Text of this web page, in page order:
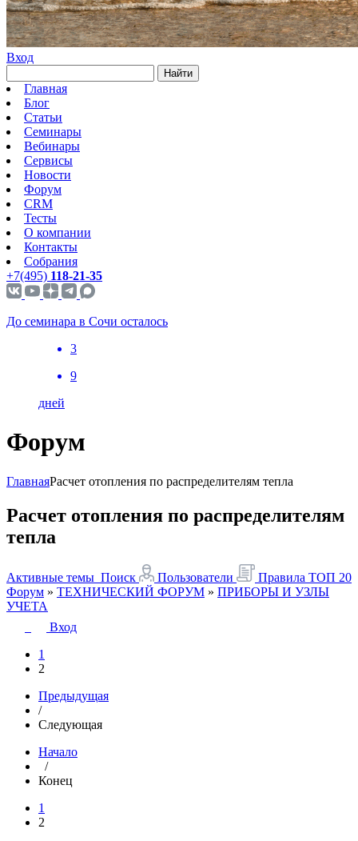
Вход
Найти
Главная
Блог
Статьи
Семинары
Вебинары
Сервисы
Новости
Форум
CRM
Тесты
О компании
Контакты
Собрания
+7(495) 118-21-35
До семинара в Сочи осталось
3
9
дней
Форум
ГлавнаяРасчет отопления по распределителям тепла
Расчет отопления по распределителям
тепла
Активные темы Поиск Пользователи Правила ТОП 20
Форум » ТЕХНИЧЕСКИЙ ФОРУМ » ПРИБОРЫ И УЗЛЫ
УЧЕТА
Вход
1
2
Предыдущая
/
Следующая
Начало
/
Конец
1
2